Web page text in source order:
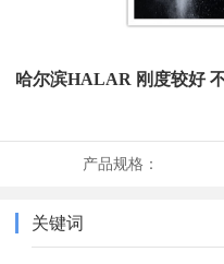
哈尔滨HALAR 刚度较好
产品规格：
关键词